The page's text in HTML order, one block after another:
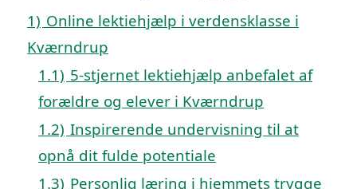
1) Online lektiehjælp i verdensklasse i
Kværndrup
1.1) 5-stjernet lektiehjælp anbefalet af
forældre og elever i Kværndrup
1.2) Inspirerende undervisning til at
opnå dit fulde potentiale
1.3) Personlig læring i hjemmets trygge